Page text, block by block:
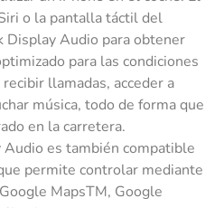
o la pantalla táctil del
Display Audio para obtener
para las condiciones
llamadas, acceder a
música, todo de forma que
en la carretera.
es también compatible
permite controlar mediante
MapsTM, Google